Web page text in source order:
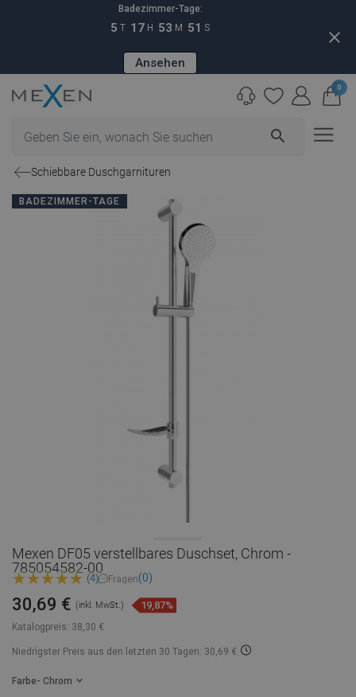
Badezimmer-Tage:
5 T 17 H 53 M 50 S
Ansehen
close
search
0
Schiebbare Duschgarnituren
BADEZIMMER-TAGE
Mexen DF05 verstellbares Duschset, Chrom -
785054582-00
(4) Fragen(0)
Katalogpreis: 38,30 €
30,69 € (inkl. MwSt.) 19,87%
Niedrigster Preis aus den letzten 30 Tagen: 30,69 €
Farbe - Chrom